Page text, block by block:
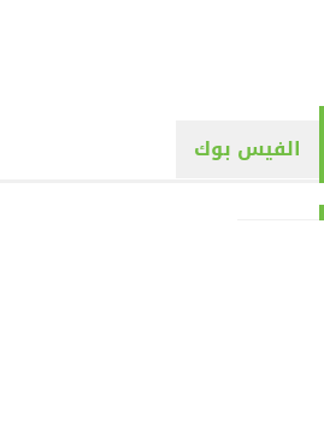
الفيس بوك